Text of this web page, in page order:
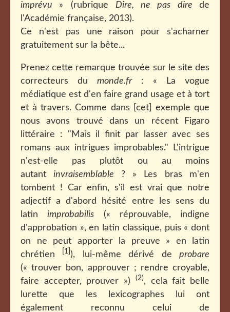
imprévu » (rubrique Dire, ne pas direde
l'Académie française, 2013).
Ce n'est pas une raison pour s'acharner
gratuitement sur la bête...
Prenez cette remarque trouvée sur le site des
correcteurs du monde.fr: « La vogue
médiatique est d'en faire grand usage et à tort
et à travers. Comme dans [cet] exemple que
nous avons trouvé dans un récent Figaro
littéraire : "Mais il finit par lasser avec ses
romans aux intrigues improbables." L'intrigue
n'est-elle pas plutôt ou au moins
autantinvraisemblable ? » Les bras m'en
tombent ! Car enfin, s'il est vrai que notre
adjectif a d'abord hésité entre les sens du
latinimprobabilis (« réprouvable, indigne
d'approbation », en latin classique, puis « dont
on ne peut apporter la preuve » en latin
chrétien
[1]), lui-même dérivé deprobare
(« trouver bon, approuver ; rendre croyable,
faire accepter, prouver »)
(2), cela fait belle
lurette que les lexicographes lui ont
également reconnu celui de